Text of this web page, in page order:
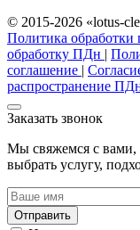
© 2015-2026 «lotus-
Политика
обработку ПДн |
соглашение |
распространение
Заказать звонок
Мы свяжемся с вами,
выбрать услугу,
Отправить